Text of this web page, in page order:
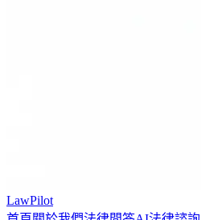
LawPilot